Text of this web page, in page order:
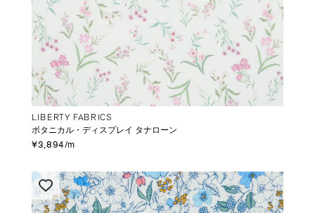
LIBERTY FABRICS
ボタニカル・ディスプレイ タナローン
¥3,894/m